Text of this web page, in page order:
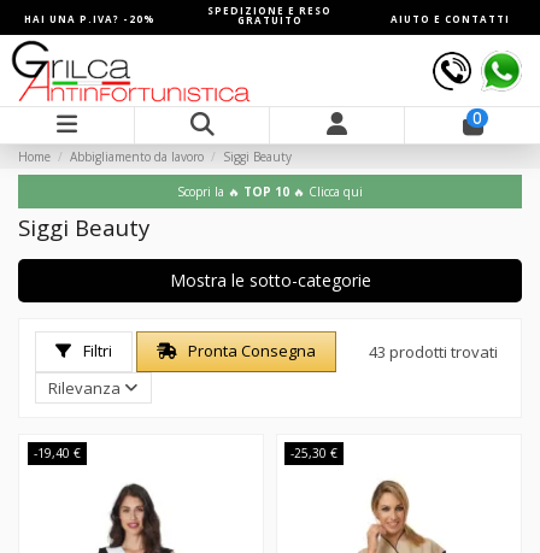
HAI UNA P.IVA? -20%
SPEDIZIONE E RESO
GRATUITO AIUTO E CONTATTI
0
Home Abbigliamento da lavoro Siggi Beauty
Scopri la 🔥 TOP 10 🔥 Clicca qui
Siggi Beauty
Mostra le sotto-categorie
Filtri Pronta Consegna
43 prodotti trovati
Rilevanza
-19,40 € -25,30 €